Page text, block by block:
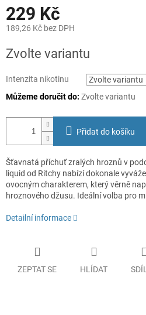
229 Kč
189,26 Kč bez DPH
cena:
Zvolte variantu
Intenzita nikotinu
Můžeme doručit do: Zvolte variantu
Přidat do košíku
Šťavnatá příchuť zralých hroznů v
liquid od Ritchy nabízí dokonale
ovocným charakterem, který věrně
hroznového džusu. Ideální volba pro
Detailní informace
ZEPTAT SE HLÍDAT